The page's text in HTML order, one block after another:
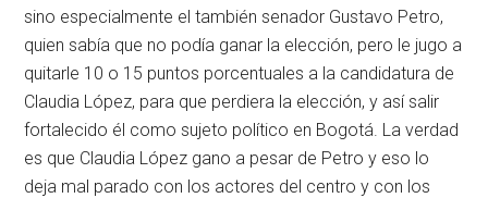
sino especialmente el también senador Gustavo Petro,
quien sabía que no podía ganar la elección, pero le jugo a
quitarle 10 o 15 puntos porcentuales a la candidatura de
Claudia López, para que perdiera la elección, y así salir
fortalecido él como sujeto político en Bogotá. La verdad
es que Claudia López gano a pesar de Petro y eso lo
deja mal parado con los actores del centro y con los